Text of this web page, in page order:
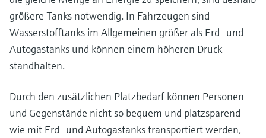
größere Tanks notwendig. In Fahrzeugen sind
Wasserstofftanks im Allgemeinen größer als Erd- und
Autogastanks und können einem höheren Druck
standhalten.
Durch den zusätzlichen Platzbedarf können Personen
und Gegenstände nicht so bequem und platzsparend
wie mit Erd- und Autogastanks transportiert werden,